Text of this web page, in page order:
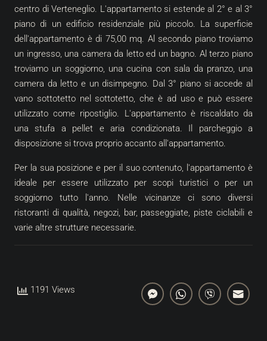
centro di Verteneglio. L'appartamento si estende al 2° e al 3°
piano di un edificio residenziale più piccolo. La superficie
dell'appartamento è di 75,00 mq. Al secondo piano troviamo
un ingresso, una camera da letto ed un bagno. Al terzo piano
troviamo un soggiorno, una cucina con sala da pranzo, una
camera da letto e un disimpegno. Dal 3° piano si accede al
vano sottotetto nel sottotetto, che è ad uso e può essere
utilizzato come ripostiglio. L'appartamento è riscaldato da
una stufa a pellet e aria condizionata. Il parcheggio a
disposizione si trova proprio accanto all'appartamento.
Per la sua posizione e per il suo contenuto, l'appartamento è
ideale per essere utilizzato per scopi turistici o per un
soggiorno tutto l'anno. Nelle vicinanze ci sono diversi
ristoranti di qualità, negozi, bar, passeggiate, piste ciclabili e
varie altre strutture necessarie.
1191 Views